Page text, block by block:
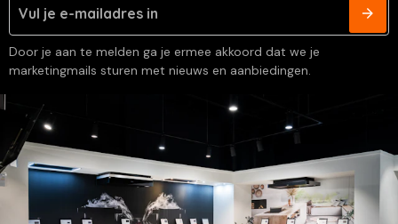
Door je aan te melden ga je ermee akkoord dat we je
marketingmails sturen met nieuws en aanbiedingen.